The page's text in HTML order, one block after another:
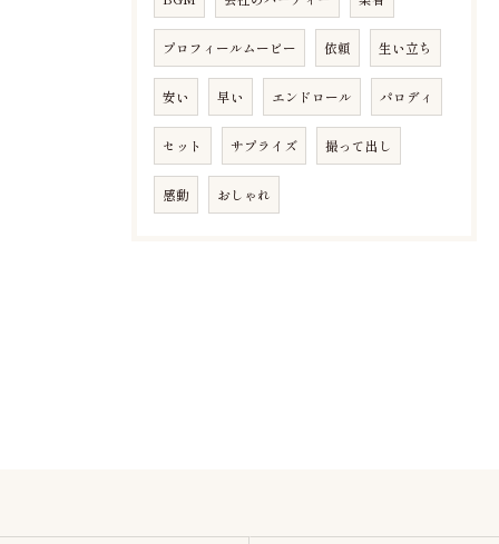
プロフィールムービー 依頼 生い立ち
安い 早い エンドロール パロディ
セット サプライズ 撮って出し
感動 おしゃれ